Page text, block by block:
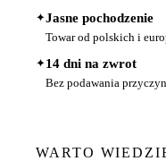
✦Jasne pochodzenie
Towar od polskich i
✦14 dni na zwrot
Bez podawania
WARTO